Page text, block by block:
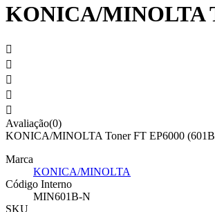
KONICA/MINOLTA





Avaliação(0)
KONICA/MINOLTA Toner FT EP6000
Marca
KONICA/MINOLTA
Código Interno
MIN601B-N
SKU